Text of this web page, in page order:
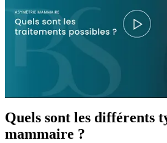
Quels sont les différents
mammaire ?